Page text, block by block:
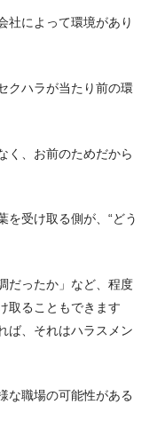
社によって環境があり
クハラが当たり前の環
く、お前のためだから
を受け取る側が、“どう
だったか」など、程度
取ることもできます
ば、それはハラスメン
な職場の可能性がある